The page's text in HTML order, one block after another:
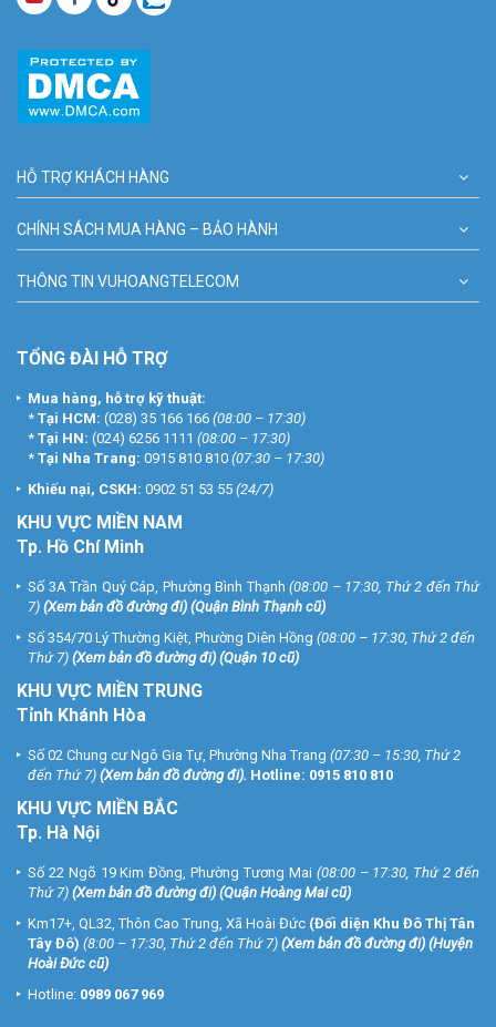
HỖ TRỢ KHÁCH HÀNG
CHÍNH SÁCH MUA HÀNG – BẢO HÀNH
THÔNG TIN VUHOANGTELECOM
TỔNG ĐÀI HỖ TRỢ
Mua hàng, hỗ trợ kỹ thuật:
* Tại HCM: (028) 35 166 166 (08:00 – 17:30)
* Tại HN: (024) 6256 1111 (08:00 – 17:30)
* Tại Nha Trang: 0915 810 810 (07:30 – 17:30)
Khiếu nại, CSKH: 0902 51 53 55 (24/7)
KHU VỰC MIỀN NAM
Tp. Hồ Chí Minh
Số 3A Trần Quý Cáp, Phường Bình Thạnh (08:00 – 17:30, Thứ 2 đến Thứ
7) (Xem bản đồ đường đi) (Quận Bình Thạnh cũ)
Số 354/70 Lý Thường Kiệt, Phường Diên Hồng (08:00 – 17:30, Thứ 2 đến
Thứ 7) (Xem bản đồ đường đi) (Quận 10 cũ)
KHU VỰC MIỀN TRUNG
Tỉnh Khánh Hòa
Số 02 Chung cư Ngô Gia Tự, Phường Nha Trang (07:30 – 15:30, Thứ 2
đến Thứ 7) (Xem bản đồ đường đi). Hotline: 0915 810 810
KHU VỰC MIỀN BẮC
Tp. Hà Nội
Số 22 Ngõ 19 Kim Đồng, Phường Tương Mai (08:00 – 17:30, Thứ 2 đến
Thứ 7) (Xem bản đồ đường đi) (Quận Hoàng Mai cũ)
Km17+, QL32, Thôn Cao Trung, Xã Hoài Đức (Đối diện Khu Đô Thị Tân
Tây Đô) (8:00 – 17:30, Thứ 2 đến Thứ 7) (Xem bản đồ đường đi) (Huyện
Hoài Đức cũ)
Hotline: 0989 067 969